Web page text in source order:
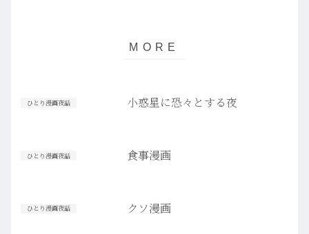
ひとり漫画夜話 小惑星に恐々とする夜
ひとり漫画夜話 食事漫画
ひとり漫画夜話 クソ漫画